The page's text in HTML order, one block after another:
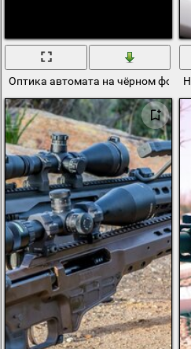
Оптика автомата на чёрном фоне